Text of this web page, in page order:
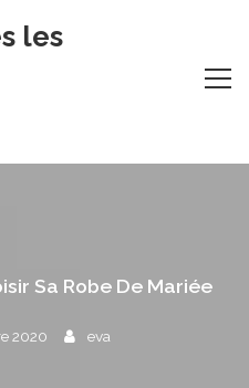
les
Sa Robe De Mariée
2020 eva